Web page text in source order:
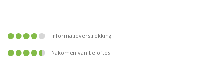
informatieverstrekking
nakomen van beloftes